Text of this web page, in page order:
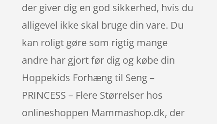
der giver dig en god sikkerhed, hvis du
alligevel ikke skal bruge din vare. Du
kan roligt gøre som rigtig mange
andre har gjort før dig og købe din
Hoppekids Forhæng til Seng –
PRINCESS – Flere Størrelser hos
onlineshoppen Mammashop.dk, der